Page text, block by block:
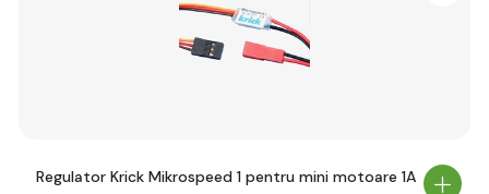
Regulator Krick Mikrospeed 1 pentru mini motoare 1A